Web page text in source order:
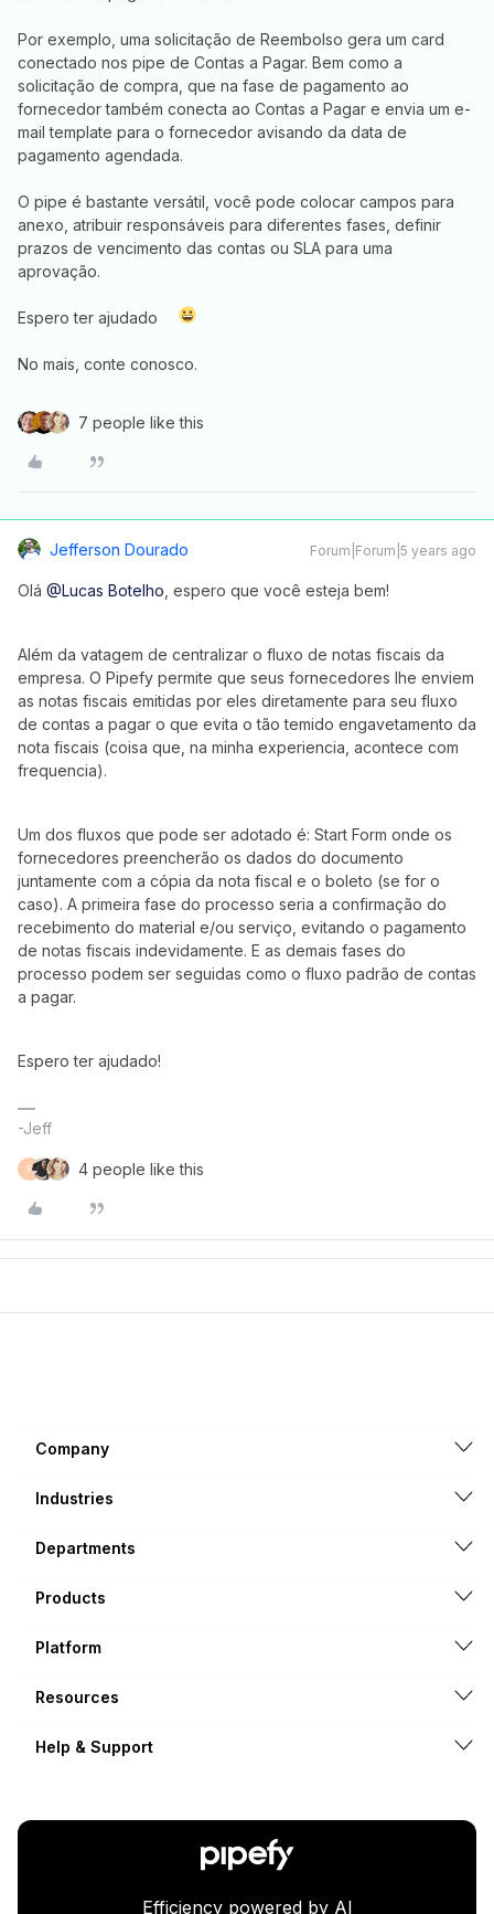
Por exemplo, uma solicitação de Reembolso gera um card
conectado nos pipe de Contas a Pagar. Bem como a
solicitação de compra, que na fase de pagamento ao
fornecedor também conecta ao Contas a Pagar e envia um e-
mail template para o fornecedor avisando da data de
pagamento agendada.
O pipe é bastante versátil, você pode colocar campos para
anexo, atribuir responsáveis para diferentes fases, definir
prazos de vencimento das contas ou SLA para uma
aprovação.
Espero ter ajudado
No mais, conte conosco.
7 people like this
Jefferson Dourado Forum|Forum|5 years ago
Olá @Lucas Botelho , espero que você esteja bem!
Além da vatagem de centralizar o fluxo de notas fiscais da
empresa. O Pipefy permite que seus fornecedores lhe enviem
as notas fiscais emitidas por eles diretamente para seu fluxo
de contas a pagar o que evita o tão temido engavetamento da
nota fiscais (coisa que, na minha experiencia, acontece com
frequencia).
Um dos fluxos que pode ser adotado é: Start Form onde os
fornecedores preencherão os dados do documento
juntamente com a cópia da nota fiscal e o boleto (se for o
caso). A primeira fase do processo seria a confirmação do
recebimento do material e/ou serviço, evitando o pagamento
de notas fiscais indevidamente. E as demais fases do
processo podem ser seguidas como o fluxo padrão de contas
a pagar.
Espero ter ajudado!
-Jeff
F 4 people like this
Company
Industries
Departments
Products
Platform
Resources
Help & Support
Efficiency powered by AI